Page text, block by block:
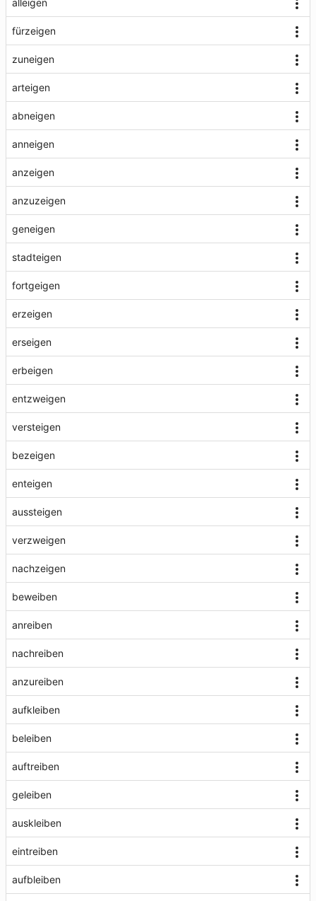
alleigen
fürzeigen
zuneigen
arteigen
abneigen
anneigen
anzeigen
anzuzeigen
geneigen
stadteigen
fortgeigen
erzeigen
erseigen
erbeigen
entzweigen
versteigen
bezeigen
enteigen
aussteigen
verzweigen
nachzeigen
beweiben
anreiben
nachreiben
anzureiben
aufkleiben
beleiben
auftreiben
geleiben
auskleiben
eintreiben
aufbleiben